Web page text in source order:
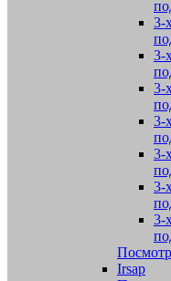
3-
3-
3-
3-
3-
3-
3-
Irsap